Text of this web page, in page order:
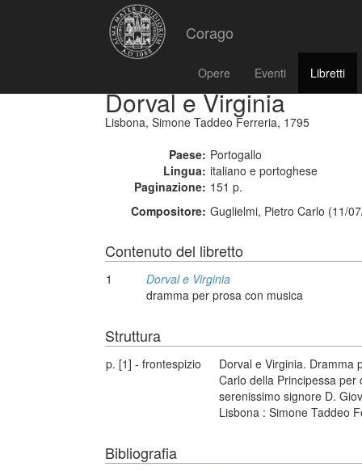
Corago
Opere Eventi Libretti
Dorval e Virginia
Lisbona, Simone Taddeo Ferreria, 1795
Paese: Portogallo
Lingua: italiano e portoghese
Paginazione: 151 p.
Compositore: Guglielmi, Pietro Carlo (11/
Contenuto del libretto
1
Dorval e Virginia
dramma per prosa con musica
Struttura
p. [1] - frontespizio
Dorval e Virginia. Dramma
Carlo della Principessa
serenissimo signore D.
Lisbona : Simone Taddeo
Bibliografia